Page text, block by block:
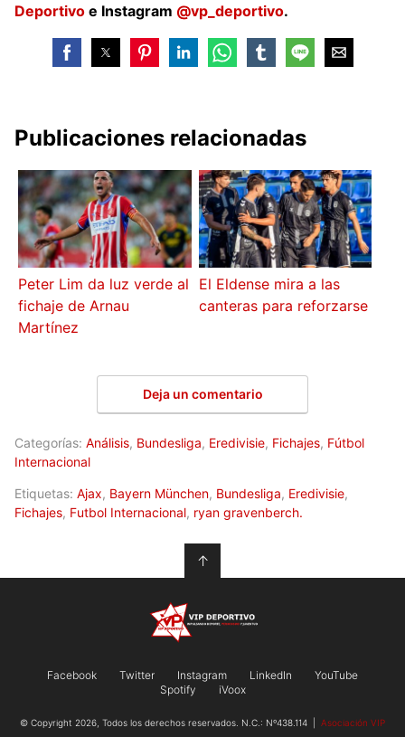
Deportivo e Instagram @vp_deportivo.
Publicaciones relacionadas
Peter Lim da luz verde al
fichaje de Arnau
Martínez
El Eldense mira a las
canteras para reforzarse
Deja un comentario
Categorías: Análisis, Bundesliga, Eredivisie, Fichajes, Fútbol
Internacional
Etiquetas: Ajax, Bayern München, Bundesliga, Eredivisie,
Fichajes, Futbol Internacional, ryan gravenberch.
↑
Facebook Twitter Instagram LinkedIn
YouTube
Spotify
iVoox
© Copyright 2026, Todos los derechos reservados. N.C.: Nº438.114 | Asociación VIP